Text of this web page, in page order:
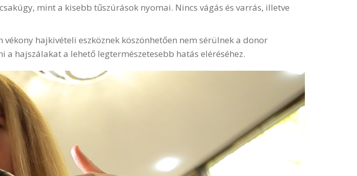
mint a kisebb tűszúrások nyomai. Nincs vágás és varrás, illetve
hajkivételi eszköznek köszönhetően nem sérülnek a donor
hajszálakat a lehető legtermészetesebb hatás eléréséhez.